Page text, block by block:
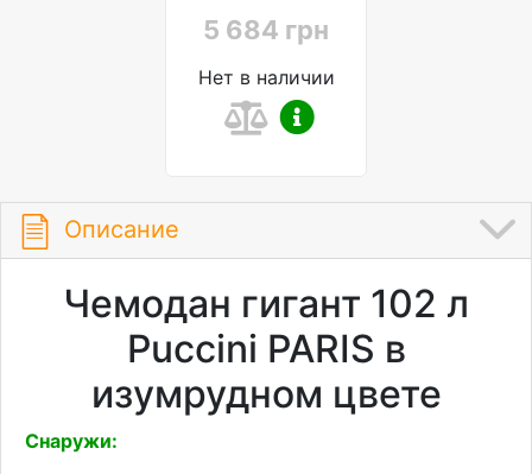
5 684 грн
Нет в наличии
Описание
Чемодан гигант 102 л
Puccini PARIS в
изумрудном цвете
Снаружи: